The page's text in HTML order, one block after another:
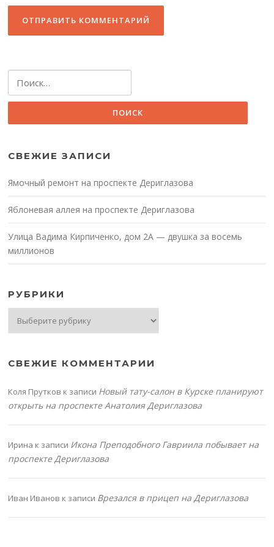
СВЕЖИЕ ЗАПИСИ
Ямочный ремонт на проспекте Дериглазова
Яблоневая аллея на проспекте Дериглазова
Улица Вадима Кирпиченко, дом 2А — двушка за восемь
миллионов
РУБРИКИ
СВЕЖИЕ КОММЕНТАРИИ
Коля Прутков к записи Новый тату-салон в Курске планируют
открыть на проспекте Анатолия Дериглазова
Ирина к записи Икона Преподобного Гавриила побывает на
проспекте Дериглазова
Иван Иванов к записи Врезался в прицеп на Дериглазова